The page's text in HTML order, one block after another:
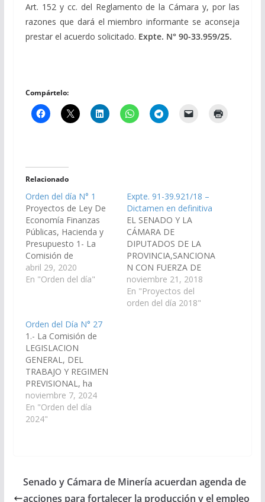
Art. 152 y cc. del Reglamento de la Cámara y, por las
razones que dará el miembro informante se aconseja
prestar el acuerdo solicitado. Expte. N° 90-33.959/25.
Compártelo:
Relacionado
Orden del día N° 1
Proyectos de Ley De
Economía Finanzas
Públicas, Hacienda y
Presupuesto 1- La
Comisión de
ECONOMÍA,
FINANZAS PUBLICAS,
Proyecto de Ley en
revisión, por el cual se
exime al Fondo
Fiduciario Público
denominado “Fondo
de Asistencia Directa a
Víctimas de Trata -Ley
26.364” creado por…
abril 29, 2020
En "Orden del día"
Expte. 91-39.921/18 –
Dictamen en definitiva
EL SENADO Y LA
CÁMARA DE
DIPUTADOS DE LA
PROVINCIA,SANCIONA
N CON FUERZA DE
LEY Artículo
1°.- Sustitúyase el
artículo 2° de la Ley
noviembre 21, 2018
En "Proyectos del
orden del día 2018"
Orden del Día N° 27
1.- La Comisión de
LEGISLACION
GENERAL, DEL
TRABAJO Y REGIMEN
PREVISIONAL, ha
considerado el
Proyecto de Ley del
señor Senador JAVIER
perdidos, decomisados
o secuestrados, cuyo
noviembre 7, 2024
En "Orden del día
2024"
Senado y Cámara de Minería acuerdan agenda de
acciones para fortalecer la producción y el empleo